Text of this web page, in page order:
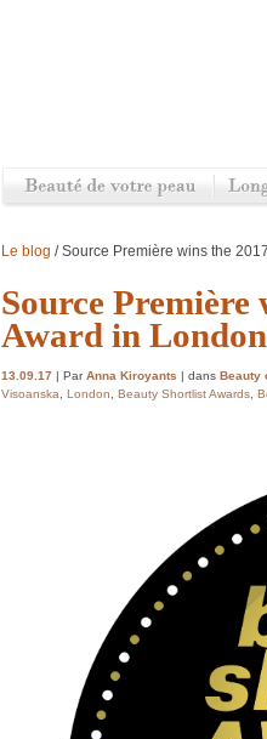
Le blog / Source Première wins the
Source
Award in London
13.09.17 | ParAnna Kiroyants | dans Beauty
Visoanska
London Beauty Shortlist Awards